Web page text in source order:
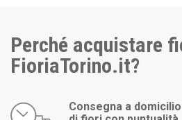
Perché acquistare
FioriaTorino.it?
Consegna a domicilio